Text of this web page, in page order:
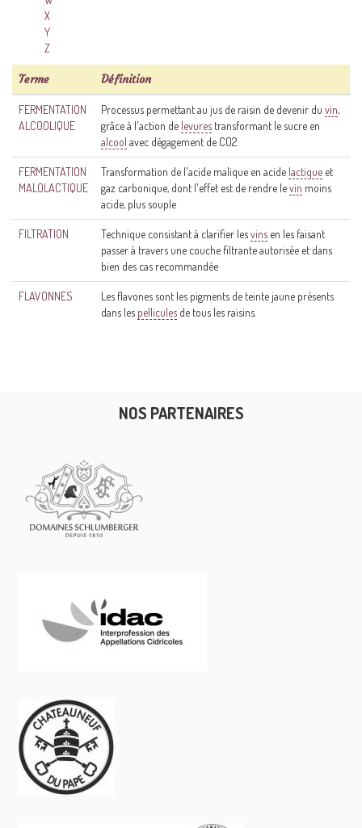
X
Y
Z
Terme Définition
FERMENTATION
ALCOOLIQUE
Processus permettant au jus de raisin de devenir du vin,
grâce à l'action de levures transformant le sucre en
alcool avec dégagement de CO2.
FERMENTATION
MALOLACTIQUE
Transformation de l'acide malique en acide lactique et
gaz carbonique, dont l'effet est de rendre levin moins
acide, plus souple
FILTRATION Technique consistant à clarifier lesvins en les faisant
passer à travers une couche filtrante autorisée et dans
bien des cas recommandée
FLAVONNES
Les flavones sont les pigments de teinte jaune présents
dans les pellicules de tous les raisins.
NOS PARTENAIRES